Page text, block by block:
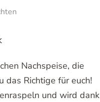
Nachspeise, die
das Richtige für euch!
und wird dank